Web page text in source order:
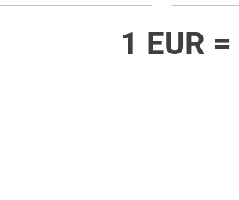
1 EUR =